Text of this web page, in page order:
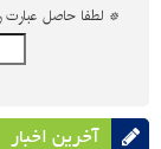
* لطفا حاصل عبارت
آخرین اخبار